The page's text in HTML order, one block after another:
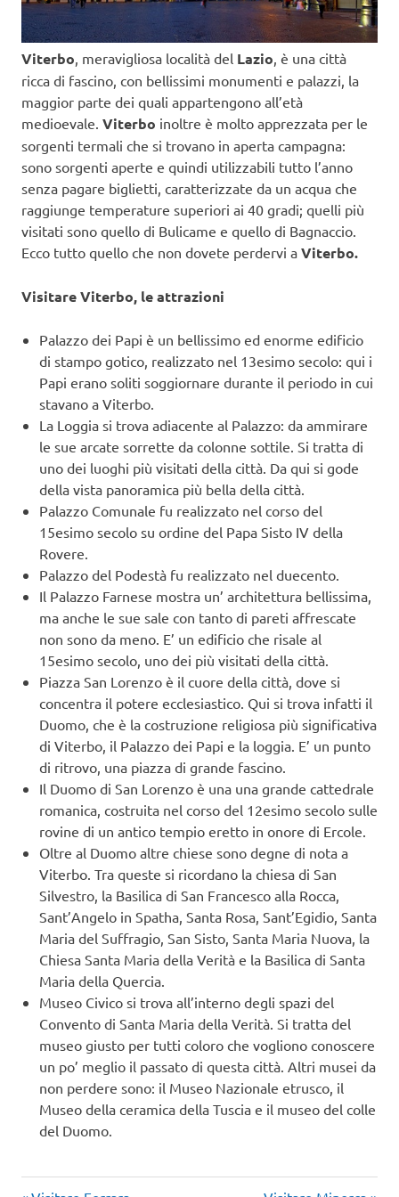
Viterbo, meravigliosa località del Lazio, è una città
ricca di fascino, con bellissimi monumenti e palazzi, la
maggior parte dei quali appartengono all’età
medioevale. Viterbo inoltre è molto apprezzata per le
sorgenti termali che si trovano in aperta campagna:
sono sorgenti aperte e quindi utilizzabili tutto l’anno
senza pagare biglietti, caratterizzate da un acqua che
raggiunge temperature superiori ai 40 gradi; quelli più
visitati sono quello di Bulicame e quello di Bagnaccio.
Ecco tutto quello che non dovete perdervi a Viterbo.
Visitare Viterbo, le attrazioni
Palazzo dei Papi è un bellissimo ed enorme edificio
di stampo gotico, realizzato nel 13esimo secolo: qui i
Papi erano soliti soggiornare durante il periodo in cui
stavano a Viterbo.
La Loggia si trova adiacente al Palazzo: da ammirare
le sue arcate sorrette da colonne sottile. Si tratta di
uno dei luoghi più visitati della città. Da qui si gode
della vista panoramica più bella della città.
Palazzo Comunale fu realizzato nel corso del
15esimo secolo su ordine del Papa Sisto IV della
Rovere.
Palazzo del Podestà fu realizzato nel duecento.
Il Palazzo Farnese mostra un’ architettura bellissima,
ma anche le sue sale con tanto di pareti affrescate
non sono da meno. E’ un edificio che risale al
15esimo secolo, uno dei più visitati della città.
Piazza San Lorenzo è il cuore della città, dove si
concentra il potere ecclesiastico. Qui si trova infatti il
Duomo, che è la costruzione religiosa più significativa
di Viterbo, il Palazzo dei Papi e la loggia. E’ un punto
di ritrovo, una piazza di grande fascino.
Il Duomo di San Lorenzo è una una grande cattedrale
romanica, costruita nel corso del 12esimo secolo sulle
rovine di un antico tempio eretto in onore di Ercole.
Oltre al Duomo altre chiese sono degne di nota a
Viterbo. Tra queste si ricordano la chiesa di San
Silvestro, la Basilica di San Francesco alla Rocca,
Sant’Angelo in Spatha, Santa Rosa, Sant’Egidio, Santa
Maria del Suffragio, San Sisto, Santa Maria Nuova, la
Chiesa Santa Maria della Verità e la Basilica di Santa
Maria della Quercia.
Museo Civico si trova all’interno degli spazi del
Convento di Santa Maria della Verità. Si tratta del
museo giusto per tutti coloro che vogliono conoscere
un po’ meglio il passato di questa città. Altri musei da
non perdere sono: il Museo Nazionale etrusco, il
Museo della ceramica della Tuscia e il museo del colle
del Duomo.